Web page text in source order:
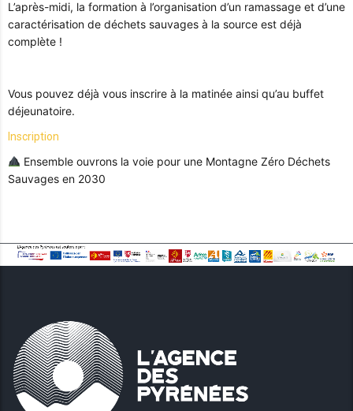
L’après-midi, la formation à l’organisation d’un ramassage et d’une
caractérisation de déchets sauvages à la source est déjà
complète !
Vous pouvez déjà vous inscrire à la matinée ainsi qu’au buffet
déjeunatoire.
Inscription
Ensemble ouvrons la voie pour une Montagne Zéro Déchets
Sauvages en 2030